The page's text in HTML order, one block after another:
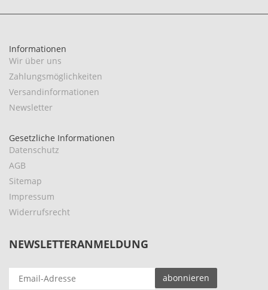
Informationen
Wir über uns
Zahlungsmöglichkeiten
Versandinformationen
Newsletter
Gesetzliche Informationen
Datenschutz
AGB
Sitemap
Impressum
Widerrufsrecht
NEWSLETTERANMELDUNG
EMAIL-
abonnieren